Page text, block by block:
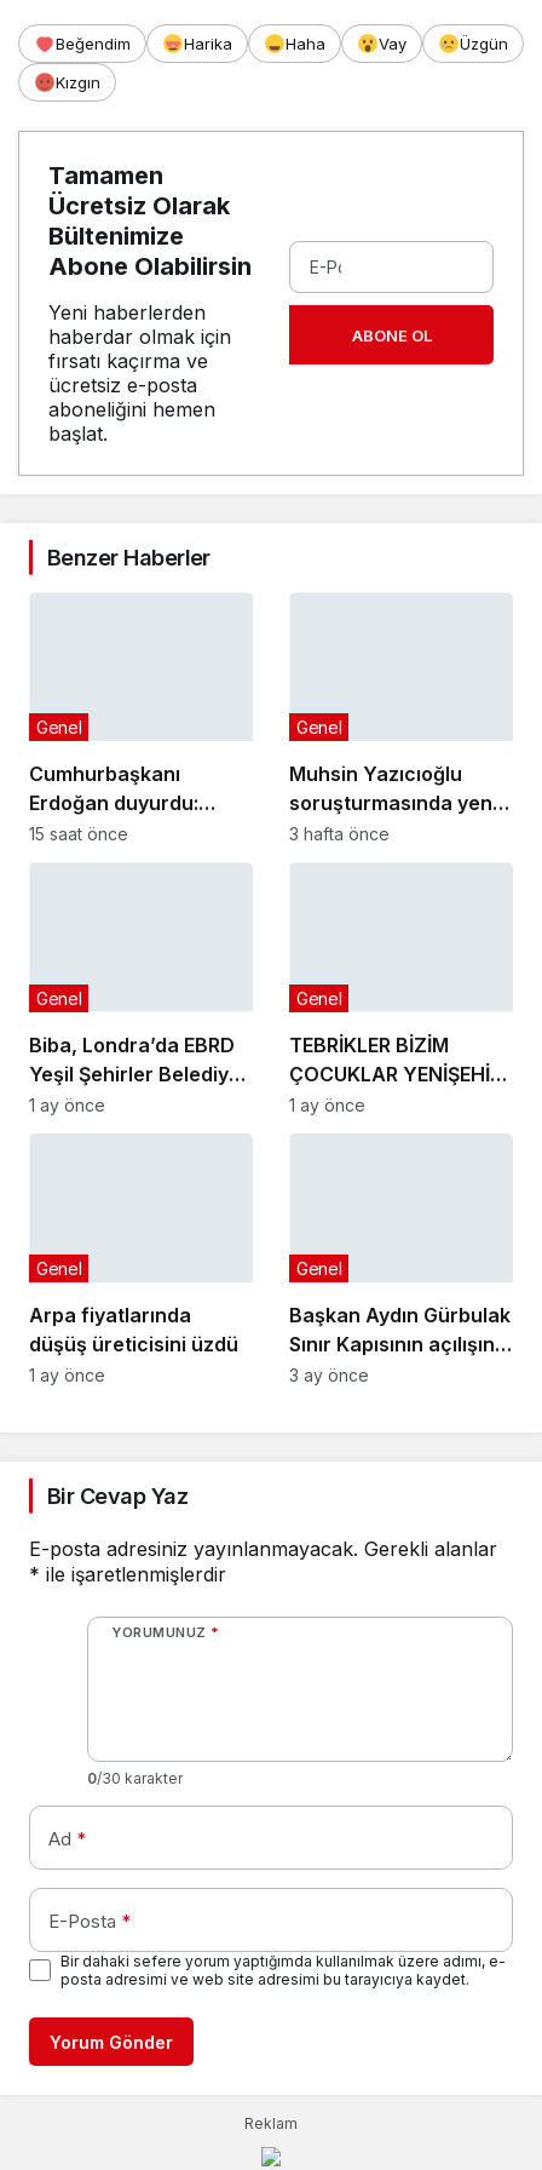
Beğendim Harika Haha Vay
Üzgün
Kızgın
Tamamen
Ücretsiz Olarak
Bültenimize
Abone Olabilirsin
Yeni haberlerden
haberdar olmak için
fırsatı kaçırma ve
ücretsiz e-posta
aboneliğini hemen
başlat.
ABONE OL
Benzer Haberler
Cumhurbaşkanı
Erdoğan duyurdu:
Kiralık sosyal konut
projesi eylülde başlıyor
Genel
15 saat önce
Muhsin Yazıcıoğlu
soruşturmasında yeni
gelişme!
Genel
3 hafta önce
Biba, Londra’da EBRD
Yeşil Şehirler Belediye
Başkanları
Toplantısı’na katıldı
Genel
1 ay önce
TEBRİKLER BİZİM
ÇOCUKLAR YENİŞEHİR’İ
MAKEDONYA’DA
GURURLA TEMSİL
Genel
1 ay önce
Arpa fiyatlarında
düşüş üreticisini üzdü
Genel
1 ay önce
Başkan Aydın Gürbulak
Sınır Kapısının açılışına
katıldı
Genel
3 ay önce
Bir Cevap Yaz
E-posta adresiniz yayınlanmayacak. Gerekli alanlar
* ile işaretlenmişlerdir
YORUMUNUZ *
0/30 karakter
Ad *
E-Posta *
Bir dahaki sefere yorum yaptığımda kullanılmak üzere adımı, e-
posta adresimi ve web site adresimi bu tarayıcıya kaydet.
Yorum Gönder
Reklam